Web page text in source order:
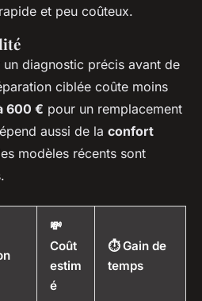
et peu coûteux.
diagnostic précis avant de
ciblée coûte moins
600 € pour un remplacement
aussi de la confort
modèles récents sont
💸
Coût
estim
é
⏱️ Gain de
temps